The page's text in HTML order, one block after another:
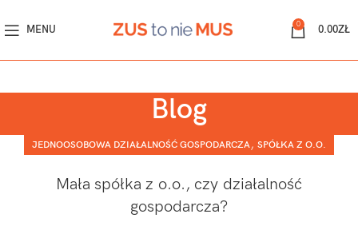
MENU 0 0.00ZŁ
Blog
JEDNOOSOBOWA DZIAŁALNOŚĆ GOSPODARCZA, SPÓŁKA Z O.O.
Mała spółka z o.o., czy działalność
gospodarcza?